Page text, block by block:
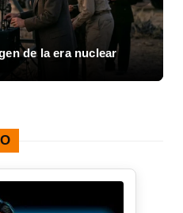
de la era nuclear